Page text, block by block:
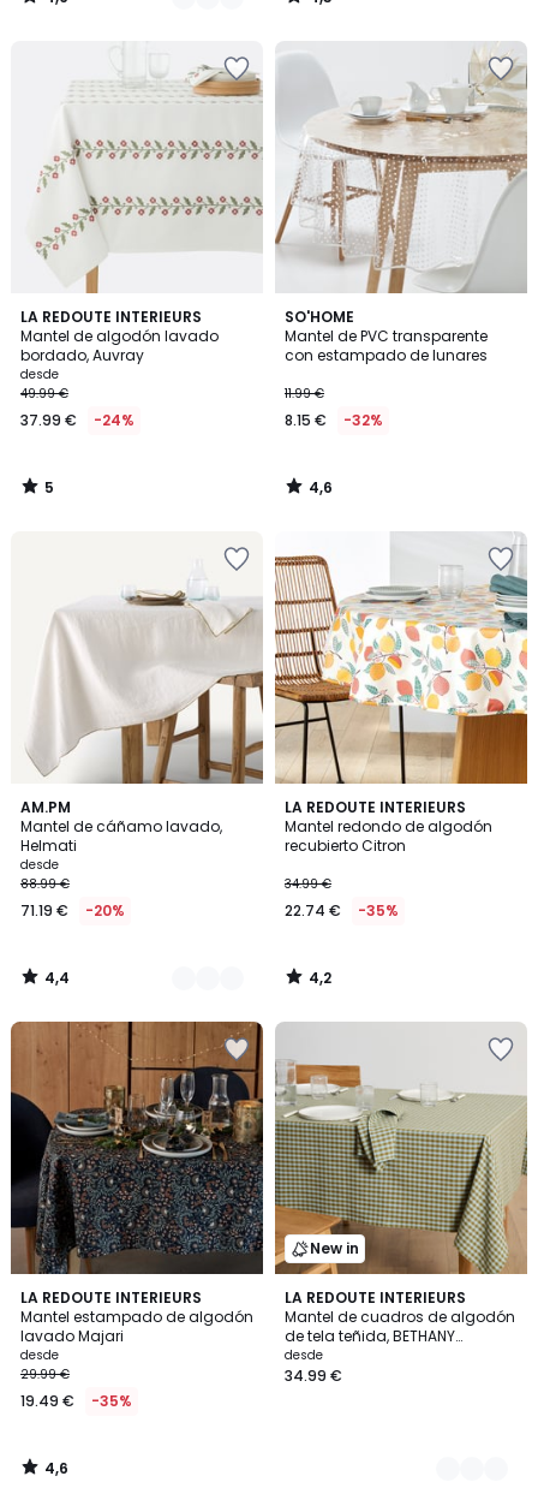
/
/
LA REDOUTE INTERIEURS
Mantel de algodón lavado
bordado, Auvray
desde
49.99 €
37.99 € -24%
5
/
5
5
/
SO'HOME
Mantel de PVC transparente
con estampado de lunares
11.99 €
8.15 € -32%
4,6
/ 5
4,6
/
AM.PM
Mantel de cáñamo lavado,
Helmati
desde
88.99 €
71.19 € -20%
4,4
/ 5
3
Colores
4,4
/
LA REDOUTE INTERIEURS
Mantel redondo de algodón
recubierto Citron
34.99 €
22.74 € -35%
4,2
/ 5
4,2
/
LA REDOUTE INTERIEURS
Mantel estampado de algodón
lavado Majari
desde
29.99 €
19.49 € -35%
4,6
/ 5
4,6
/
New in
LA REDOUTE INTERIEURS
Mantel de cuadros de algodón
de tela teñida, BETHANY
BICOLORE
desde
34.99 €
2
Colores